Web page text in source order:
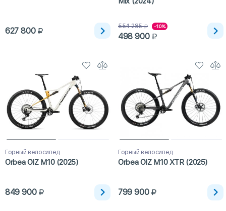
627 800
554 285 -10%
498 900
Горный велосипед
Orbea OIZ M10 (2025)
849 900
Горный велосипед
Orbea OIZ M10 XTR (2025)
799 900